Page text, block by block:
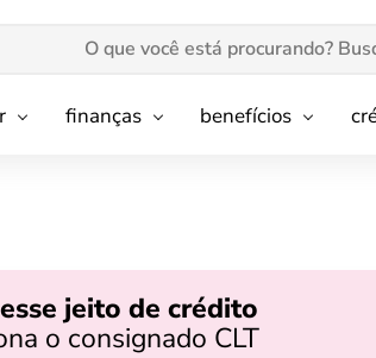
finanças benefícios
jeito de crédito
o consignado CLT